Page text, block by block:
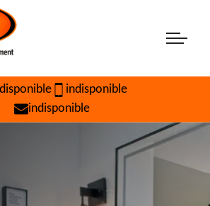
indisponible
indisponible